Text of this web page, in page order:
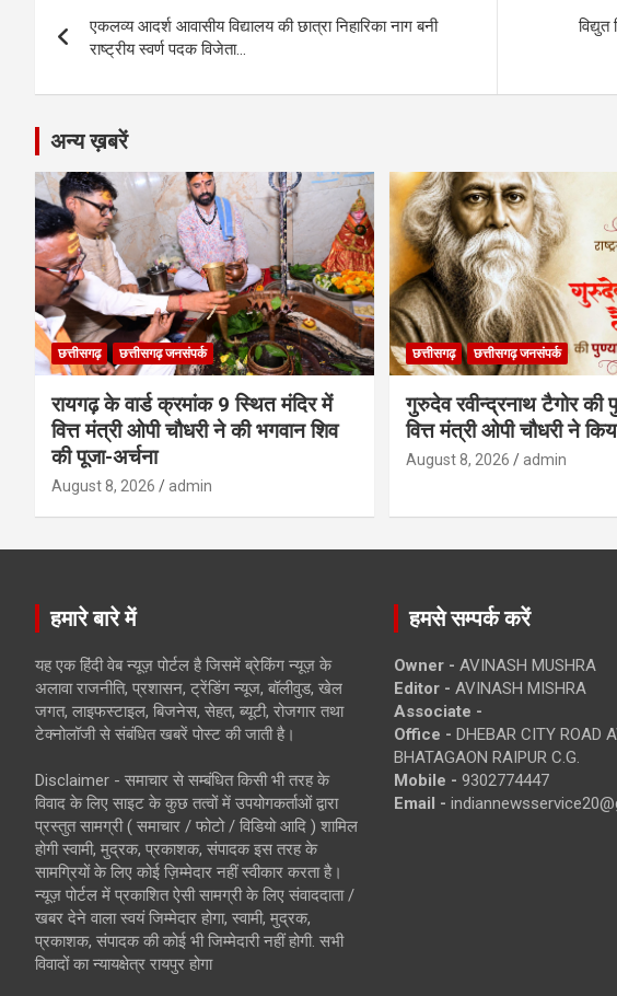
o
o
k
g
er
A
p
p
a
n
navigation
एकलव्य आदर्श आवासीय विद्यालय की छात्रा निहारिका नाग बनी
राष्ट्रीय स्वर्ण पदक विजेता…
अन्य ख़बरें
छत्तीसगढ़ छत्तीसगढ़ जनसंपर्क
रायगढ़ के वार्ड क्रमांक 9 स्थित मंदिर में
वित्त मंत्री ओपी चौधरी ने की भगवान शिव
की पूजा-अर्चना
August 8, 2026 admin
छत्तीसगढ़ छत्तीसगढ़ जनसंपर्क
गुरुदेव रवीन्द्रनाथ टैगोर की
वित्त मंत्री ओपी चौधरी ने
August 8, 2026 admin
हमारे बारे में
यह एक हिंदी वेब न्यूज़ पोर्टल है जिसमें ब्रेकिंग न्यूज़ के
अलावा राजनीति, प्रशासन, ट्रेंडिंग न्यूज, बॉलीवुड, खेल
जगत, लाइफस्टाइल, बिजनेस, सेहत, ब्यूटी, रोजगार तथा
टेक्नोलॉजी से संबंधित खबरें पोस्ट की जाती है।
Disclaimer - समाचार से सम्बंधित किसी भी तरह के
विवाद के लिए साइट के कुछ तत्वों में उपयोगकर्ताओं द्वारा
प्रस्तुत सामग्री ( समाचार / फोटो / विडियो आदि ) शामिल
होगी स्वामी, मुद्रक, प्रकाशक, संपादक इस तरह के
सामग्रियों के लिए कोई ज़िम्मेदार नहीं स्वीकार करता है।
न्यूज़ पोर्टल में प्रकाशित ऐसी सामग्री के लिए संवाददाता /
खबर देने वाला स्वयं जिम्मेदार होगा, स्वामी, मुद्रक,
प्रकाशक, संपादक की कोई भी जिम्मेदारी नहीं होगी. सभी
विवादों का न्यायक्षेत्र रायपुर होगा
हमसे सम्पर्क करें
Owner - AVINASH MUSHRA
Editor - AVINASH MISHRA
Associate -
Office - DHEBAR CITY ROAD
BHATAGAON RAIPUR C.G.
Mobile - 9302774447
Email -